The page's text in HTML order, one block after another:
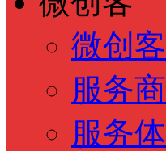
微创客
服务商
服务体